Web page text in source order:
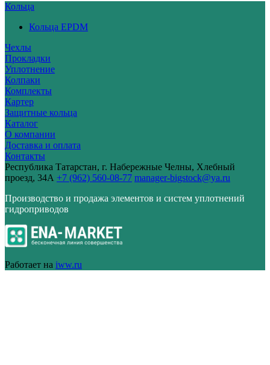
Кольца
Кольца EPDM
Чехлы
Прокладки
Уплотнение
Колпаки
Комплекты
Картер
Защитные кольца
Каталог
О компании
Доставка и оплата
Контакты
Республика Татарстан, г. Набережные Челны, Хлебный
проезд, 34А +7 (962) 560-08-77 manager-bigstock@ya.ru
Производство и продажа элементов и систем уплотнений
гидроприводов
Работает на iww.ru